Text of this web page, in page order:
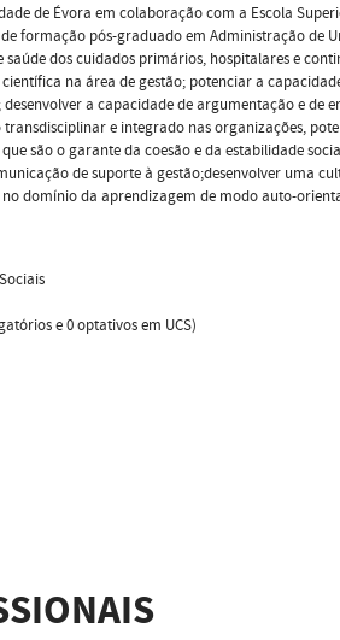
de Évora em colaboração com a Escola
formação pós-graduado em Administração de
dos cuidados primários, hospitalares e
na área de gestão; potenciar a
a capacidade de argumentação e
e integrado nas organizações,
são o garante da coesão e da estabilidade
de suporte à gestão;desenvolver uma
domínio da aprendizagem de modo auto-
e 0 optativos em UCS)